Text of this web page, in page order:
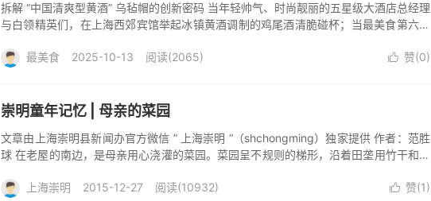
拆解 “中国清爽型黄酒” 乌毡帽的创新密码 当年轻帅气、时尚靓丽的五星级大酒店总经理
与白领精英们，在上海西郊宾馆举起冰镇黄酒调制的鸡尾酒清脆碰杯；当最美食第六届
 赞(0)
最美食 2025-10-13 阅读(2065)
崇明童年记忆 | 母亲的菜园
文章由上海崇明县新闻办官方微信 ” 上海崇明 “（shchongming）独家提供 作者：范胜
球 在老屋的南边，是母亲用心浇灌的菜园。菜园呈不规则的梯形，沿着田垄用竹干和芦
 赞(1)
上海崇明 2015-12-27 阅读(10932)